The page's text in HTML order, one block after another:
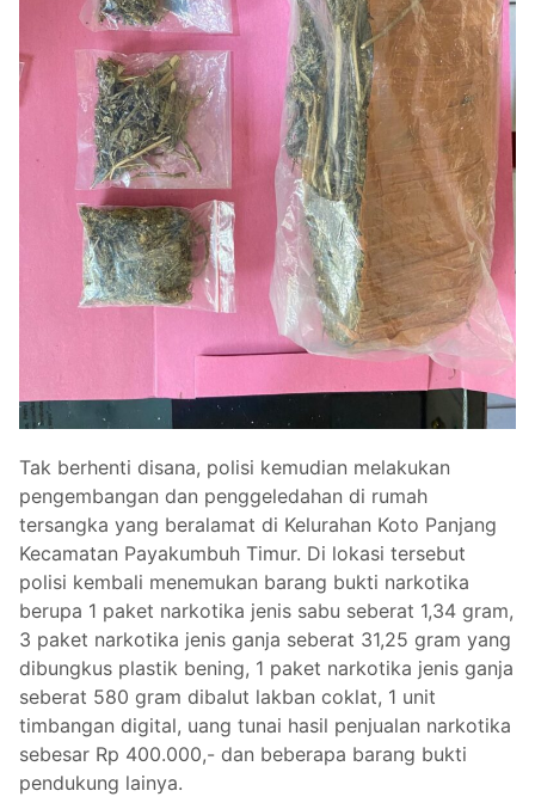
Tak berhenti disana, polisi kemudian melakukan
pengembangan dan penggeledahan di rumah
tersangka yang beralamat di Kelurahan Koto Panjang
Kecamatan Payakumbuh Timur. Di lokasi tersebut
polisi kembali menemukan barang bukti narkotika
berupa 1 paket narkotika jenis sabu seberat 1,34 gram,
3 paket narkotika jenis ganja seberat 31,25 gram yang
dibungkus plastik bening, 1 paket narkotika jenis ganja
seberat 580 gram dibalut lakban coklat, 1 unit
timbangan digital, uang tunai hasil penjualan narkotika
sebesar Rp 400.000,- dan beberapa barang bukti
pendukung lainya.